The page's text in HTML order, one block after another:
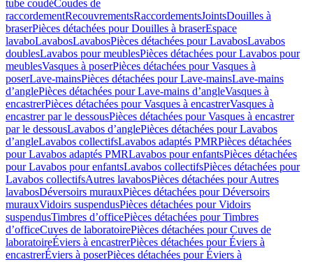
tube coudéCoudes de
raccordementRecouvrementsRaccordementsJointsDouilles à
braserPièces détachées pour Douilles à braserEspace
lavaboLavabosLavabosPièces détachées pour LavabosLavabos
doublesLavabos pour meublesPièces détachées pour Lavabos pour
meublesVasques à poserPièces détachées pour Vasques à
poserLave-mainsPièces détachées pour Lave-mainsLave-mains
d’anglePièces détachées pour Lave-mains d’angleVasques à
encastrerPièces détachées pour Vasques à encastrerVasques à
encastrer par le dessousPièces détachées pour Vasques à encastrer
par le dessousLavabos d’anglePièces détachées pour Lavabos
d’angleLavabos collectifsLavabos adaptés PMRPièces détachées
pour Lavabos adaptés PMRLavabos pour enfantsPièces détachées
pour Lavabos pour enfantsLavabos collectifsPièces détachées pour
Lavabos collectifsAutres lavabosPièces détachées pour Autres
lavabosDéversoirs murauxPièces détachées pour Déversoirs
murauxVidoirs suspendusPièces détachées pour Vidoirs
suspendusTimbres dʼofficePièces détachées pour Timbres
dʼofficeCuves de laboratoirePièces détachées pour Cuves de
laboratoireÉviers à encastrerPièces détachées pour Éviers à
encastrerÉviers à poserPièces détachées pour Éviers à